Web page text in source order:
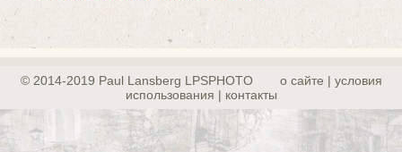
© 2014-2019 Paul Lansberg LPSPHOTO
о сайте | yсловия
использования | контакты